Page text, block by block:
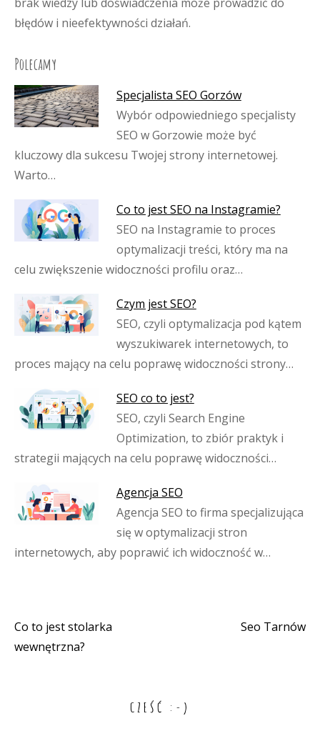
błędów i nieefektywności działań.
Polecamy
Specjalista SEO Gorzów
Wybór odpowiedniego specjalisty
SEO w Gorzowie może być
kluczowy dla sukcesu Twojej strony internetowej.
Warto…
Co to jest SEO na Instagramie?
SEO na Instagramie to proces
optymalizacji treści, który ma na
celu zwiększenie widoczności profilu oraz…
Czym jest SEO?
SEO, czyli optymalizacja pod kątem
wyszukiwarek internetowych, to
proces mający na celu poprawę widoczności strony…
SEO co to jest?
SEO, czyli Search Engine
Optimization, to zbiór praktyk i
strategii mających na celu poprawę widoczności…
Agencja SEO
Agencja SEO to firma specjalizująca
się w optymalizacji stron
internetowych, aby poprawić ich widoczność w…
Nawigacja
Co to jest stolarka
wewnętrzna?
Seo Tarnów
CZEŚĆ :-)